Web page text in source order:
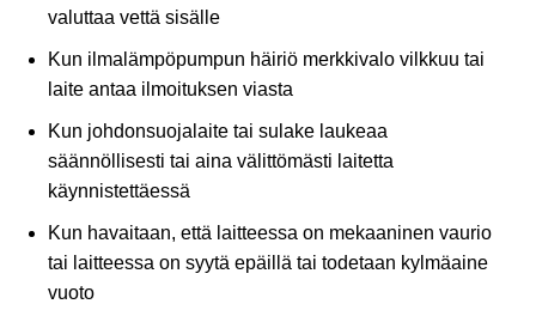
valuttaa vettä sisälle
Kun ilmalämpöpumpun häiriö merkkivalo vilkkuu tai
laite antaa ilmoituksen viasta
Kun johdonsuojalaite tai sulake laukeaa
säännöllisesti tai aina välittömästi laitetta
käynnistettäessä
Kun havaitaan, että laitteessa on mekaaninen vaurio
tai laitteessa on syytä epäillä tai todetaan kylmäaine
vuoto